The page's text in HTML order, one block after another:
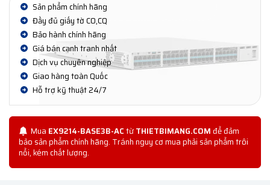
Sản phẩm chính hãng
Đầy đủ giấy tờ CO,CQ
Bảo hành chính hãng
Giá bán cạnh tranh nhất
Dịch vụ chuyên nghiệp
Giao hàng toàn Quốc
Hỗ trợ kỹ thuật 24/7
Mua EX9214-BASE3B-ACtừTHIETBIMANG.COMđể đảm
bảo sản phẩm chính hãng. Tránh nguy cơ mua phải sản phẩm trôi
nổi, kém chất lượng.